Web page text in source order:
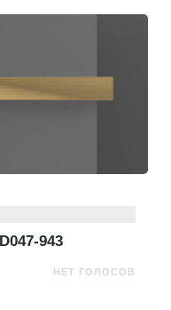
943
НЕТ ГОЛОСОВ